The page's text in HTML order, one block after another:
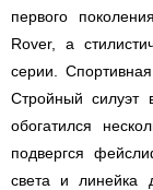
первого
Rover, а
серии.
Стройный силуэт
обогатился
подвергся
света и линейка